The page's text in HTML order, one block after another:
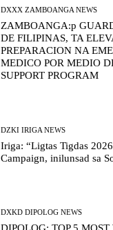
DXXX ZAMBOANGA NEWS
ZAMBOANGA:p
DE FILIPINAS, TA
PREPARACION NA
MEDICO POR MEDIO
SUPPORT PROGRAM
DZKI IRIGA NEWS
Iriga: “Ligtas Tigdas
Campaign, inilunsad sa
DXKD DIPOLOG NEWS